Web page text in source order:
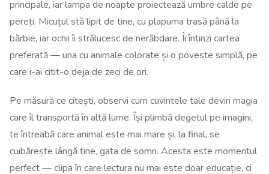
principale, iar lampa de noapte proiectează umbre calde pe
pereți. Micuțul stă lipit de tine, cu plapuma trasă până la
bărbie, iar ochii îi strălucesc de nerăbdare. Îi întinzi cartea
preferată — una cu animale colorate și o poveste simplă, pe
care i-ai citit-o deja de zeci de ori.
Pe măsură ce citești, observi cum cuvintele tale devin magia
care îl transportă în altă lume. Își plimbă degetul pe imagini,
te întreabă care animal este mai mare și, la final, se
cuibărește lângă tine, gata de somn. Acesta este momentul
perfect — clipa în care lectura nu mai este doar educație, ci